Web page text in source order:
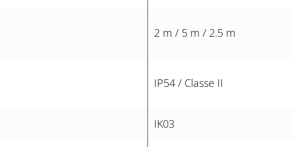
2 m / 5 m / 2.5 m
IP54 / Classe II
IK03